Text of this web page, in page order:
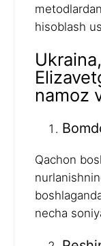
hisoblash
namoz
Qachon
necha